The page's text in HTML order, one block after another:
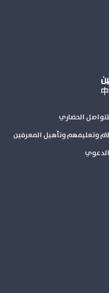
الحضاري
وتعليمهم وتأهيل المعرفين